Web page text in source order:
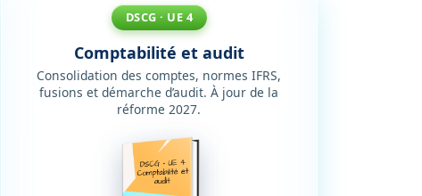
DSCG · UE 4
Comptabilité et audit
Consolidation des comptes, normes IFRS,
fusions et démarche d’audit. À jour de la
réforme 2027.